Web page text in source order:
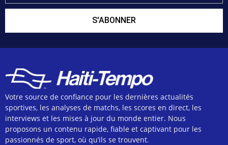
S'ABONNER
Votre source de confiance pour les dernières actualités
sportives, les analyses de matchs, les scores en direct, les
interviews et les mises à jour du monde entier. Nous
proposons un contenu rapide, fiable et captivant pour les
passionnés de sport, où qu’ils se trouvent.